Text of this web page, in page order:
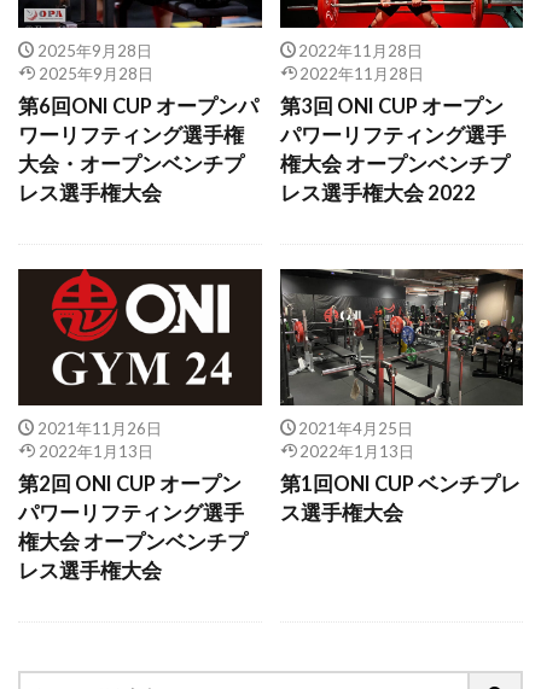
2025年9月28日
2025年9月28日
第6回ONI CUP オープンパ
ワーリフティング選手権
大会・オープンベンチプ
レス選手権大会
2022年11月28日
2022年11月28日
第3回 ONI CUP オープン
パワーリフティング選手
権大会 オープンベンチプ
レス選手権大会 2022
2021年11月26日
2022年1月13日
第2回 ONI CUP オープン
パワーリフティング選手
権大会 オープンベンチプ
レス選手権大会
2021年4月25日
2022年1月13日
第1回ONI CUP ベンチプレ
ス選手権大会